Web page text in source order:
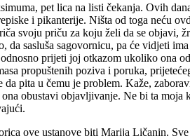
pet lica na listi čekanja. Ovih
i pikanterije. Ništa od toga neću
svoju priču za koju želi da se
sasluša sagovornicu, pa će vidjeti
prijeti joj otkazom ukoliko ona
propuštenih poziva i poruka,
pita u čemu je problem. Kaže,
obustavi objavljivanje. Ne bi ta
ove ustanove biti Marija Ličanin.